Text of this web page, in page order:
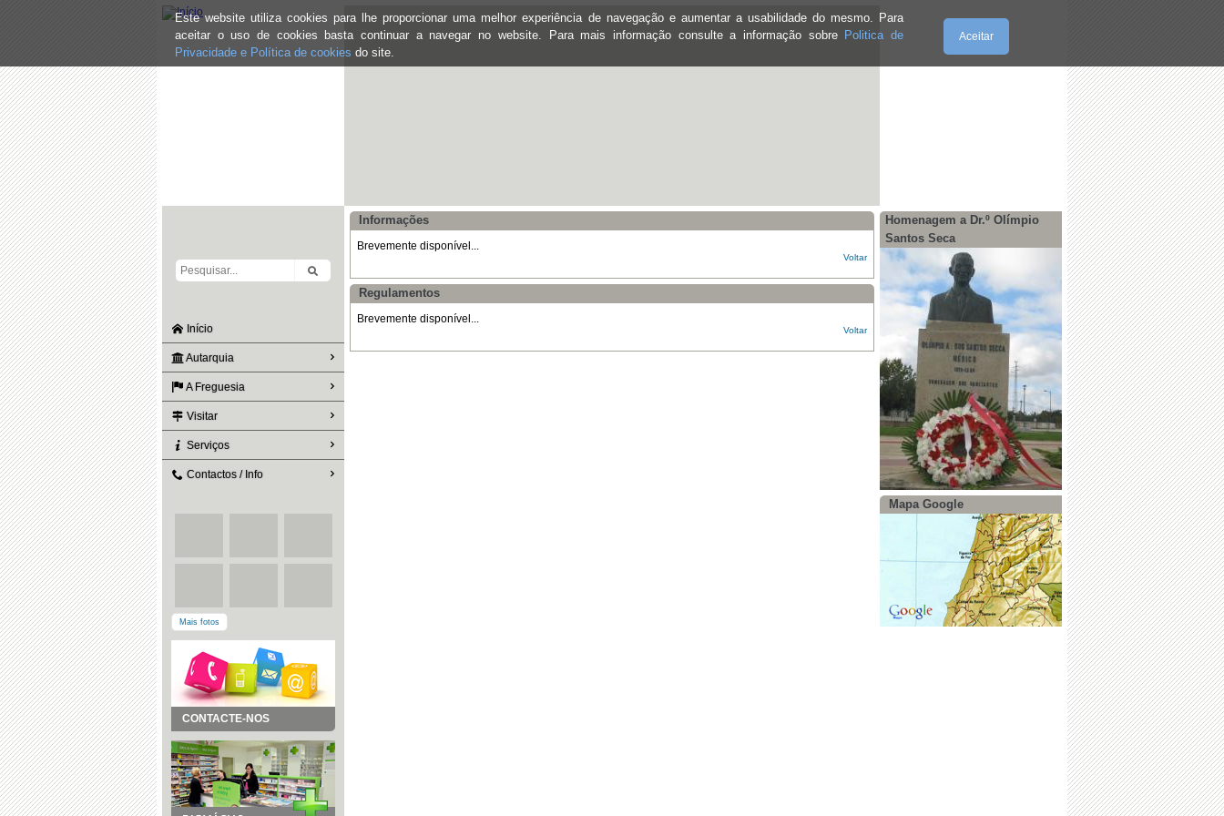
Este website utiliza cookies para lhe proporcionar uma melhor experiência de navegação e aumentar a usabilidade do mesmo. Para
aceitar o uso de cookies basta continuar a navegar no website. Para mais informação consulte a informação sobre Politica de
Privacidade e Política de cookies do site.
Aceitar
Início
Autarquia
A Freguesia
Visitar
Serviços
Contactos / Info
Mais fotos
CONTACTE-NOS
Informações
Brevemente disponível...
Voltar
Regulamentos
Brevemente disponível...
Voltar
Homenagem a Dr.º Olímpio
Santos Seca
Mapa Google